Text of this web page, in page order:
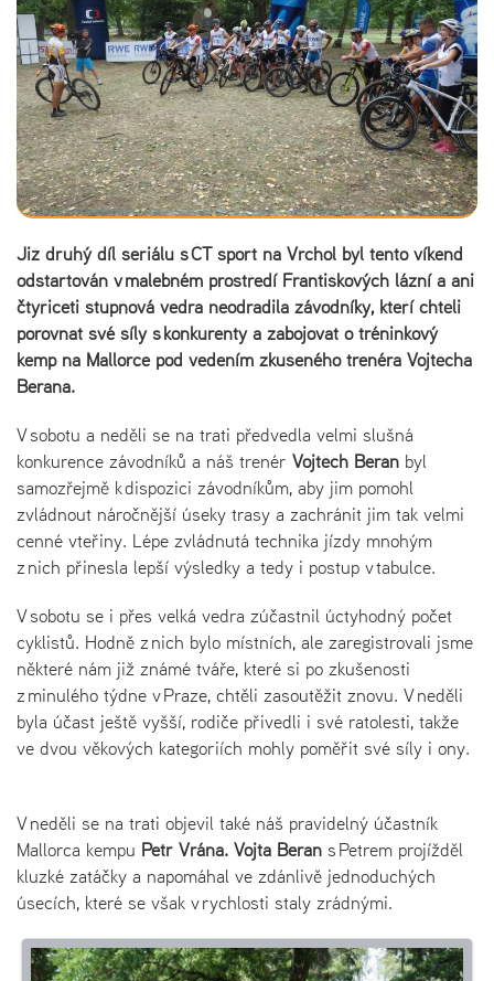
Již druhý díl seriálu s ČT sport na Vrchol byl tento víkend
odstartován v malebném prostředí Františkových lázní a ani
čtyřiceti stupňová vedra neodradila závodníky, kteří chtěli
porovnat své síly s konkurenty a zabojovat o tréninkový
kemp na Mallorce pod vedením zkušeného trenéra Vojtěcha
Berana.
V sobotu a neděli se na trati předvedla velmi slušná
konkurence závodníků a náš trenér Vojtěch Beran byl
samozřejmě k dispozici závodníkům, aby jim pomohl
zvládnout náročnější úseky trasy a zachránit jim tak velmi
cenné vteřiny. Lépe zvládnutá technika jízdy mnohým
z nich přinesla lepší výsledky a tedy i postup v tabulce.
V sobotu se i přes velká vedra zúčastnil úctyhodný počet
cyklistů. Hodně z nich bylo místních, ale zaregistrovali jsme
některé nám již známé tváře, které si po zkušenosti
z minulého týdne v Praze, chtěli zasoutěžit znovu. V neděli
byla účast ještě vyšší, rodiče přivedli i své ratolesti, takže
ve dvou věkových kategoriích mohly poměřit své síly i ony.
V neděli se na trati objevil také náš pravidelný účastník
Mallorca kempu Petr Vrána. Vojta Beran s Petrem projížděl
kluzké zatáčky a napomáhal ve zdánlivě jednoduchých
úsecích, které se však v rychlosti staly zrádnými.